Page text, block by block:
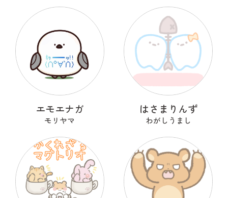
エモエナガ
モリヤマ
はさまりんず
わがしうまし